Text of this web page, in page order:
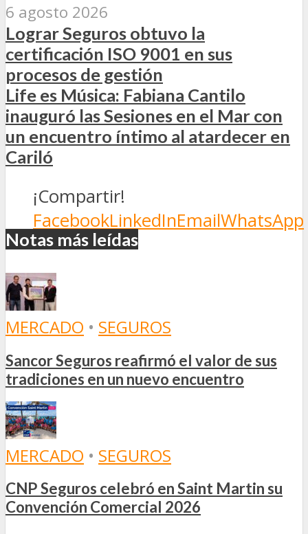
6 agosto 2026
Lograr Seguros obtuvo la
certificación ISO 9001 en sus
procesos de gestión
Life es Música: Fabiana Cantilo
inauguró las Sesiones en el Mar con
un encuentro íntimo al atardecer en
Cariló
¡Compartir!
FacebookLinkedInEmailWhatsApp
Notas más leídas
MERCADO • SEGUROS
Sancor Seguros reafirmó el valor de sus
tradiciones en un nuevo encuentro
MERCADO • SEGUROS
CNP Seguros celebró en Saint Martin su
Convención Comercial 2026